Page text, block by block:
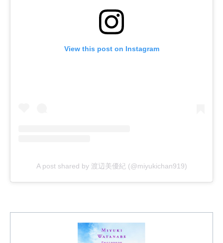
View this post on Instagram
A post shared by 渡辺美優紀 (@miyukichan919)